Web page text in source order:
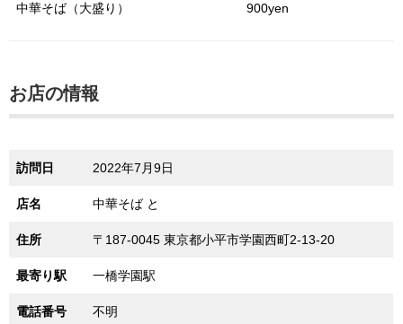
中華そば（大盛り） 900yen
お店の情報
訪問日 2022年7月9日
店名 中華そば と
住所 〒187-0045 東京都小平市学園西町2-13-20
最寄り駅 一橋学園駅
電話番号 不明